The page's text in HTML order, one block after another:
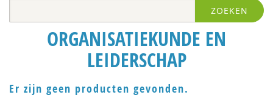
Herman van den Bosch
R. Brohm
Laurens de Graaf
ZOEKEN
ORGANISATIEKUNDE EN
LEIDERSCHAP
Er zijn geen producten gevonden.